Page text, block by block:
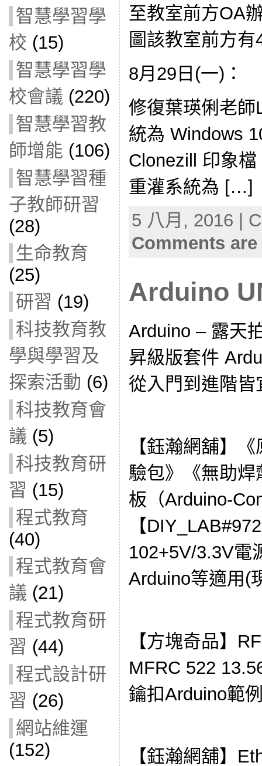
智慧學習學
校 (15)
智慧學習學
校會議 (220)
智慧學習教
師增能 (106)
智慧學習種
子教師研習
(28)
生命教育
(25)
研習 (19)
科技教育教
學與學習及
探索活動 (6)
科技教育會
議 (5)
科技教育研
習 (15)
程式教育
(40)
程式教育會
議 (21)
程式教育研
習 (44)
程式設計研
習 (26)
網站維運
(152)
至教室前方OA
圖該教室前方
8月29日(一)：
修復葉瑛俐老師
統為 Windows
Clonezill 印象
重灌系統為 […]
5 八月, 2016 |
Comments
Arduino
Arduino – 露天
昇級版套件
從入門到進階皆
【鈺瀚網舖】
驗包》《無助
板（Arduino-
【
102+5V/3.3V電
Arduino等適用(
【方塊奇品】
MFRC 522
鑰扣Arduino範
【鈺瀚網舖】